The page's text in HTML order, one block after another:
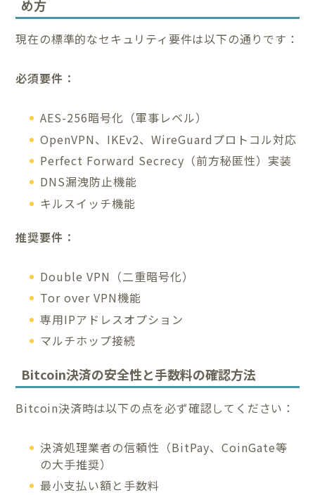
め方
現在の標準的なセキュリティ要件は以下の通りです：
必須要件：
AES-256暗号化（軍事レベル）
OpenVPN、IKEv2、WireGuardプロトコル対応
Perfect Forward Secrecy（前方秘匿性）実装
DNS漏洩防止機能
キルスイッチ機能
推奨要件：
Double VPN（二重暗号化）
Tor over VPN機能
専用IPアドレスオプション
マルチホップ接続
Bitcoin決済の安全性と手数料の確認方法
Bitcoin決済時は以下の点を必ず確認してください：
決済処理業者の信頼性（BitPay、CoinGate等
の大手推奨）
最小支払い額と手数料